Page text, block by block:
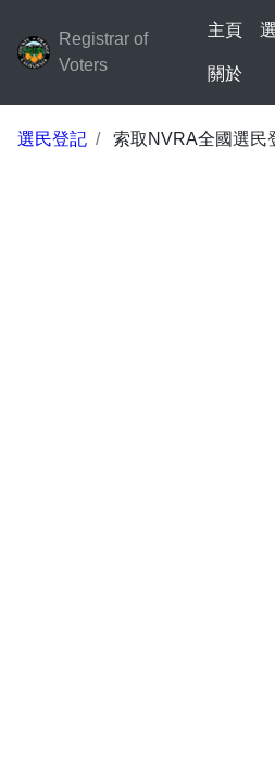
Registrar of
Voters
主頁
關於
選民登記 索取NVRA全國選民